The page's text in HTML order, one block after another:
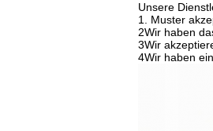
Unsere
1. Muster
2Wir haben
3Wir
4Wir haben